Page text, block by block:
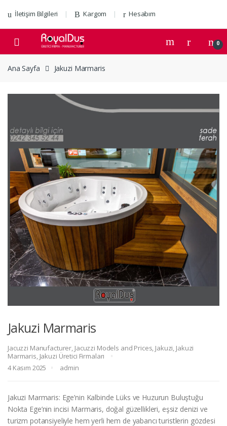
İletişim Bilgileri Kargom Hesabım
0
Ana Sayfa Jakuzi Marmaris
Jakuzi Marmaris
Jacuzzi Manufacturer, Jacuzzi Models and Prices, Jakuzi, Jakuzi
Marmaris, Jakuzi Üretici Firmaları
4 Kasım 2025
admin
Jakuzi Marmaris: Ege’nin Kalbinde Lüks ve Huzurun Buluştuğu
Nokta Ege’nin incisi Marmaris, doğal güzellikleri, eşsiz denizi ve
turizm potansiyeliyle hem yerli hem de yabancı turistlerin gözdesi